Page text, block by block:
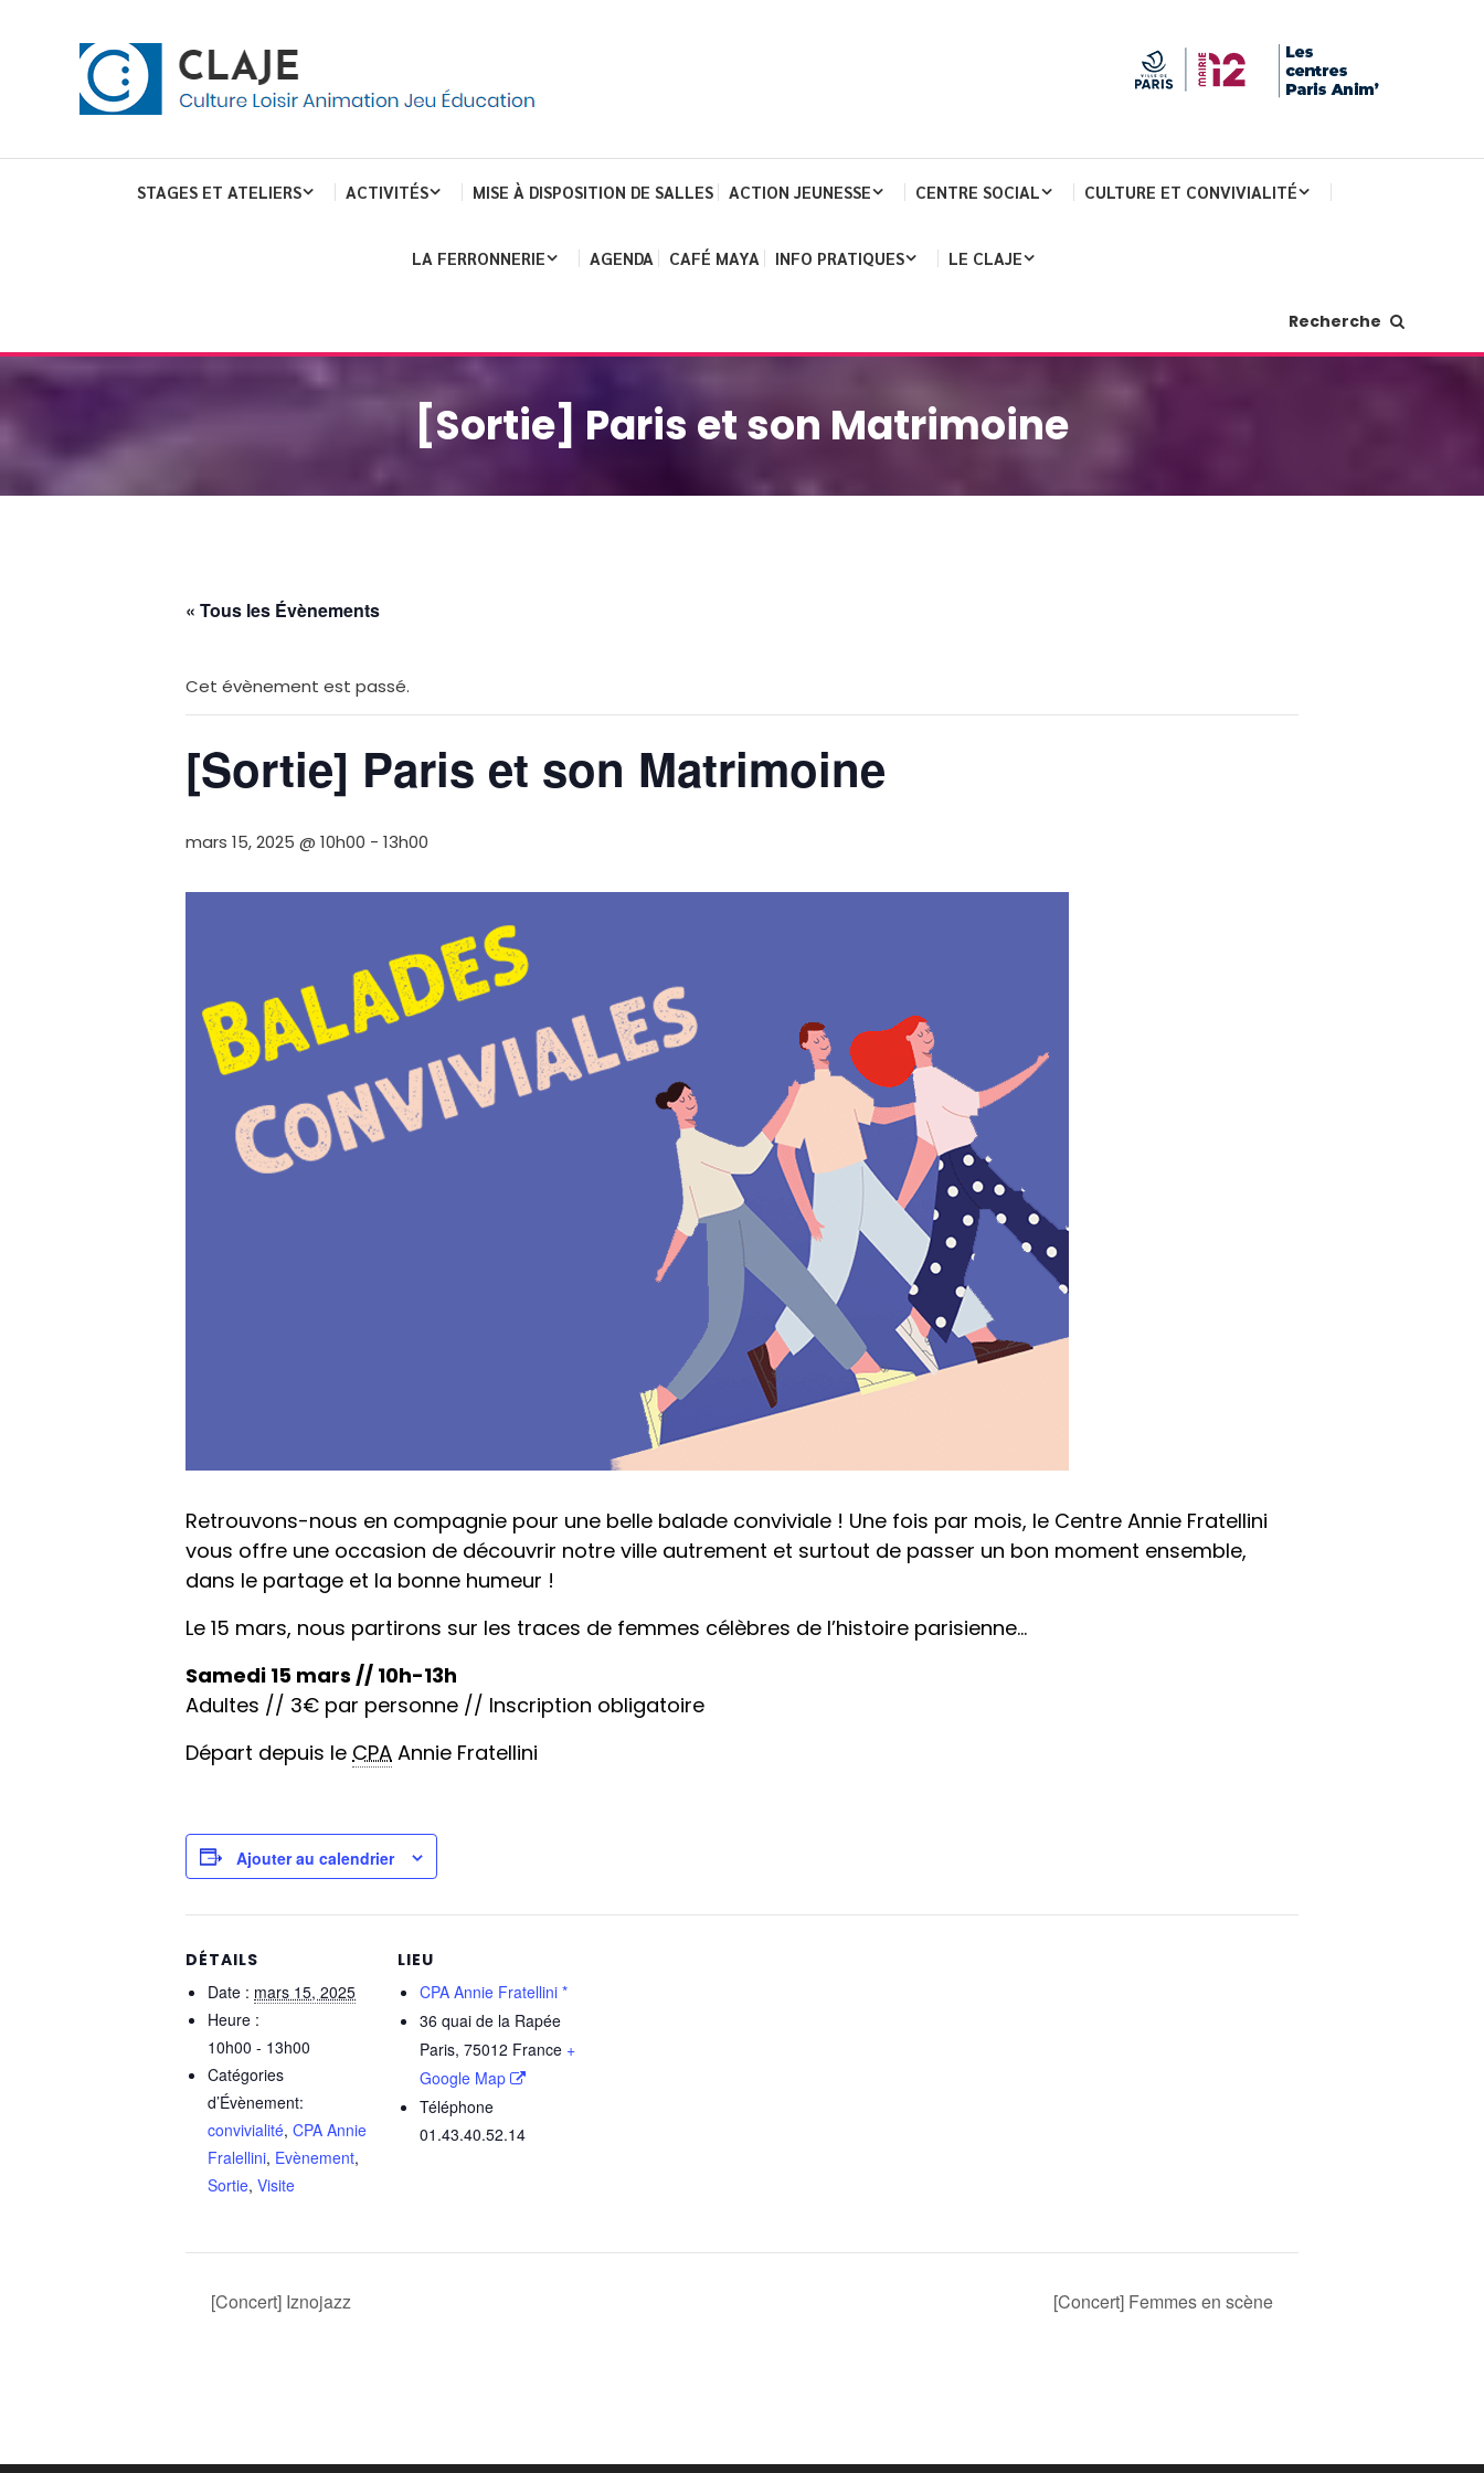
Claje
STAGES ET ATELIERS ACTIVITÉS MISE À DISPOSITION DE SALLES ACTION JEUNESSE CENTRE SOCIAL CULTURE ET CONVIVIALITÉ
LA FERRONNERIE AGENDA CAFÉ MAYA INFO PRATIQUES LE CLAJE
Recherche
[Sortie] Paris et son Matrimoine
« Tous les Évènements
Cet évènement est passé.
[Sortie] Paris et son Matrimoine
mars 15, 2025 @ 10h00 - 13h00
Retrouvons-nous en compagnie pour une belle balade conviviale ! Une fois par mois, le Centre Annie Fratellini
vous offre une occasion de découvrir notre ville autrement et surtout de passer un bon moment ensemble,
dans le partage et la bonne humeur !
Le 15 mars, nous partirons sur les traces de femmes célèbres de l’histoire parisienne…
Samedi 15 mars // 10h-13h
Adultes // 3€ par personne // Inscription obligatoire
Départ depuis le CPA Annie Fratellini
Ajouter au calendrier
DÉTAILS
Date : mars 15, 2025
Heure :
10h00 - 13h00
Catégories
d’Évènement:
convivialité, CPA Annie
Fralellini, Evènement,
Sortie, Visite
LIEU
CPA Annie Fratellini *
36 quai de la Rapée
Paris, 75012 France +
Google Map
Téléphone
01.43.40.52.14
[Concert] Iznojazz [Concert] Femmes en scène